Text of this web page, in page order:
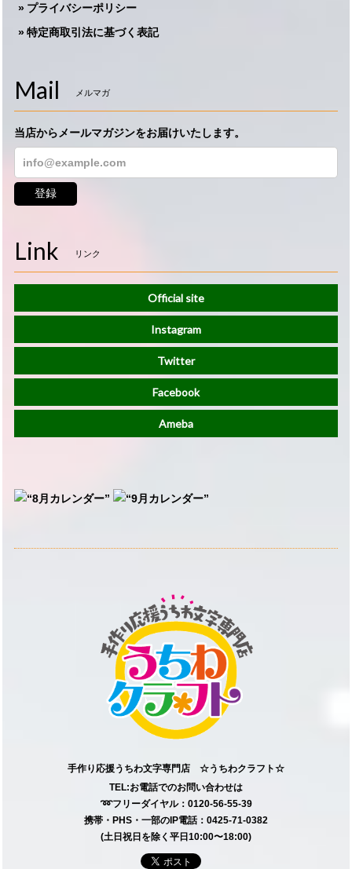
プライバシーポリシー
特定商取引法に基づく表記
Mail メルマガ
当店からメールマガジンをお届けいたします。
登録
Link リンク
Official site
Instagram
Twitter
Facebook
Ameba
手作り応援うちわ文字専門店 ☆うちわクラフト☆
TEL:お電話でのお問い合わせは
➿フリーダイヤル：0120-56-55-39
携帯・PHS・一部のIP電話：0425-71-0382
(土日祝日を除く平日10:00〜18:00)